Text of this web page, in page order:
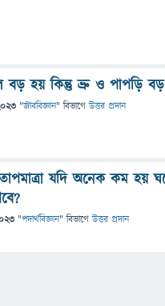
বড় হয় কিন্তু ভ্রু ও পাপড়ি
"জীববিজ্ঞান" বিভাগে উত্তর প্রদান
যদি অনেক কম হয়
"পদার্থবিজ্ঞান" বিভাগে উত্তর প্রদান